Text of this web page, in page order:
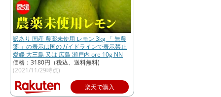
訳あり 国産 農薬未使用 レモン 3kg 「 無農
薬 」の表示は国のガイドラインで表示禁止
愛媛 大三島 又は 広島 瀬戸内 ore 10g NN
価格：3180円（税込、送料無料)
(2021/11/29時点)
楽天で購入